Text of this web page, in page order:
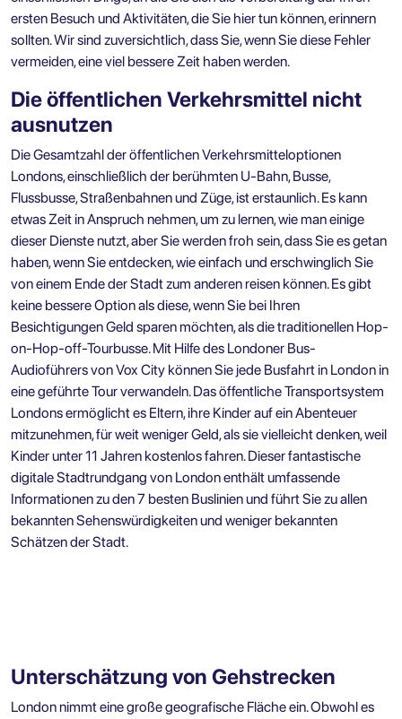
ersten Besuch und Aktivitäten, die Sie hier tun können, erinnern
sollten. Wir sind zuversichtlich, dass Sie, wenn Sie diese Fehler
vermeiden, eine viel bessere Zeit haben werden.
Die öffentlichen Verkehrsmittel nicht
ausnutzen
Die Gesamtzahl der öffentlichen Verkehrsmitteloptionen
Londons, einschließlich der berühmten U-Bahn, Busse,
Flussbusse, Straßenbahnen und Züge, ist erstaunlich. Es kann
etwas Zeit in Anspruch nehmen, um zu lernen, wie man einige
dieser Dienste nutzt, aber Sie werden froh sein, dass Sie es getan
haben, wenn Sie entdecken, wie einfach und erschwinglich Sie
von einem Ende der Stadt zum anderen reisen können. Es gibt
keine bessere Option als diese, wenn Sie bei Ihren
Besichtigungen Geld sparen möchten, als die traditionellen Hop-
on-Hop-off-Tourbusse. Mit Hilfe des Londoner Bus-
Audioführers von Vox City können Sie jede Busfahrt in London in
eine geführte Tour verwandeln. Das öffentliche Transportsystem
Londons ermöglicht es Eltern, ihre Kinder auf ein Abenteuer
mitzunehmen, für weit weniger Geld, als sie vielleicht denken, weil
Kinder unter 11 Jahren kostenlos fahren. Dieser fantastische
digitale Stadtrundgang von London enthält umfassende
Informationen zu den 7 besten Buslinien und führt Sie zu allen
bekannten Sehenswürdigkeiten und weniger bekannten
Schätzen der Stadt.
Unterschätzung von Gehstrecken
London nimmt eine große geografische Fläche ein. Obwohl es